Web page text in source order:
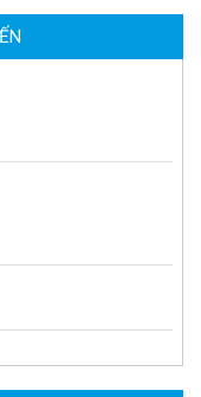
HF-VR 343